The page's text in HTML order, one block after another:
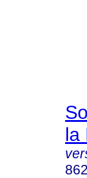
la